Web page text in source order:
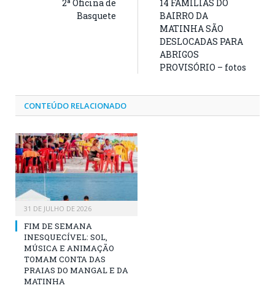
2ª Oficina de
Basquete
14 FAMÍLIAS DO
BAIRRO DA
MATINHA SÃO
DESLOCADAS PARA
ABRIGOS
PROVISÓRIO – fotos
CONTEÚDO RELACIONADO
31 DE JULHO DE 2026
FIM DE SEMANA
INESQUECÍVEL: SOL,
MÚSICA E ANIMAÇÃO
TOMAM CONTA DAS
PRAIAS DO MANGAL E DA
MATINHA